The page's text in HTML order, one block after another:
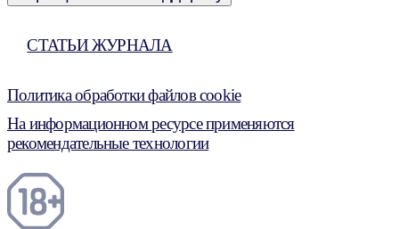
СТАТЬИ ЖУРНАЛА
Политика обработки файлов cookie
На информационном ресурсе применяются
рекомендательные технологии